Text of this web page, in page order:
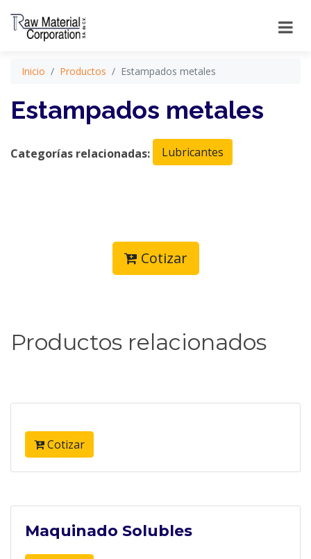
Inicio Productos Estampados metales
Estampados metales
Categorías relacionadas: Lubricantes
Cotizar
Productos relacionados
Cotizar
Maquinado Solubles